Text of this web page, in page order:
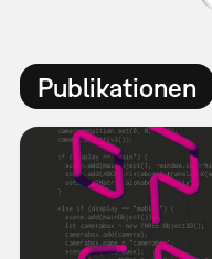
Publikationen